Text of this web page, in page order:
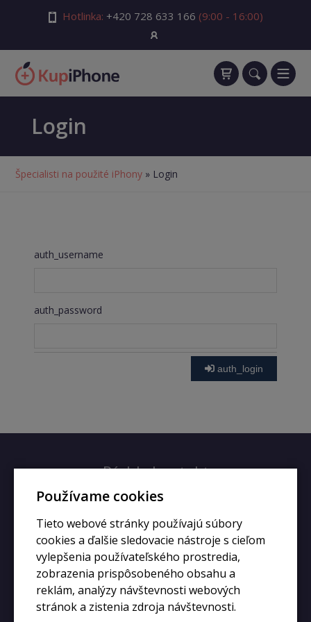
Hotlinka: +420 728 633 166 (9:00 - 16:00)
Login
Špecialisti na použité iPhony » Login
auth_username
auth_password
auth_login
Rýchly kontakt
info@kupiphone.cz
Používame cookies
Tieto webové stránky používajú súbory
cookies a ďalšie sledovacie nástroje s cieľom
vylepšenia používateľského prostredia,
zobrazenia prispôsobeného obsahu a
reklám, analýzy návštevnosti webových
stránok a zistenia zdroja návštevnosti.